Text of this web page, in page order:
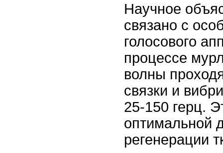
Научное
связано с
голосового
процессе
волны
связки и
25-150 герц.
оптимальной
регенерации